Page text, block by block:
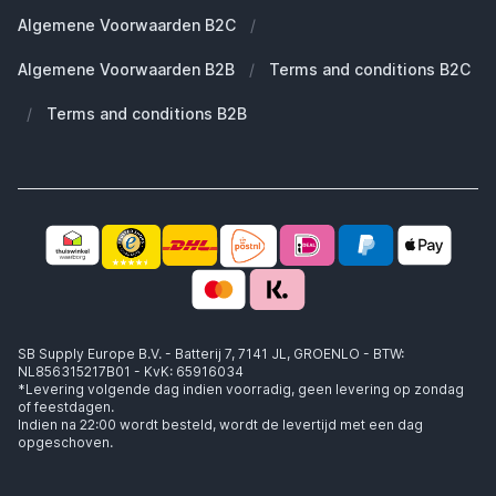
Groot en uniek assortiment
400.000+ klanten geleverd
Welke MagSafe heb ik nodig?
Werken bij SB Supply
Working at SB Supply
Algemene Voorwaarden B2C /
Algemene Voorwaarden B2B / Terms and conditions B2C
/ Terms and conditions B2B
SB Supply Europe B.V. - Batterij 7, 7141 JL, GROENLO - BTW:
NL856315217B01 - KvK: 65916034
*Levering volgende dag indien voorradig, geen levering op zondag
of feestdagen.
Indien na 22:00 wordt besteld, wordt de levertijd met een dag
opgeschoven.